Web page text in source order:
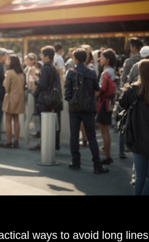
ways to avoid long lines